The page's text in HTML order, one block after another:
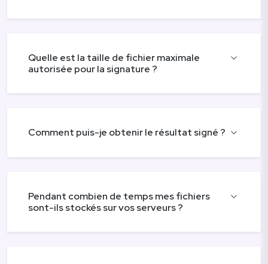
Quelle est la taille de fichier maximale
autorisée pour la signature ?
Comment puis-je obtenir le résultat signé ?
Pendant combien de temps mes fichiers
sont-ils stockés sur vos serveurs ?